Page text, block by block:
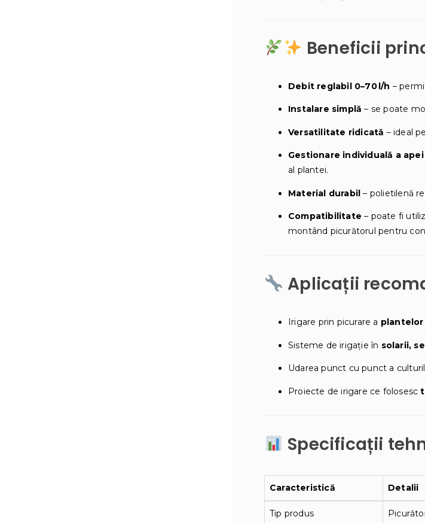
Beneficii
Debit reglabil 0–70 l/h –
Instalare simplă – se poate
Versatilitate ridicată – ideal
Gestionare individuală a apei
al plantei.
Material durabil – polietilenă
Compatibilitate – poate fi
montând picurătorul pentru
Aplicații
Irigare prin picurare a plantelor
Sisteme de irigație în solarii,
Udarea punct cu punct a
Proiecte de irigare ce folosesc
Specificații
Caracteristică Detalii
Tip produs